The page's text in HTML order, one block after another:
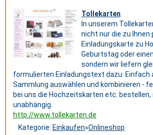
Tollekarten
In unserem
nicht nur die zu Ihnen
Einladungskarte zu
Geburtstag oder
sondern wir liefern
formulierten Einladungstext dazu: Einfach
Sammlung auswählen und kombinieren -
bei uns die Hochzeitskarten etc. bestellen,
unabhängig.
http://www.tollekarten.de
Kategorie: Einkaufen»Onlineshop